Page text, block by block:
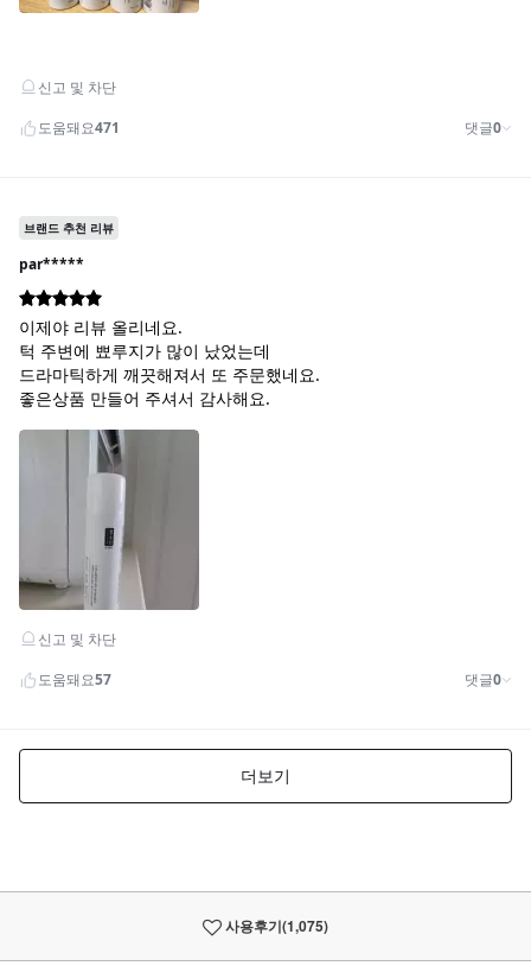
사용후기(1,075)